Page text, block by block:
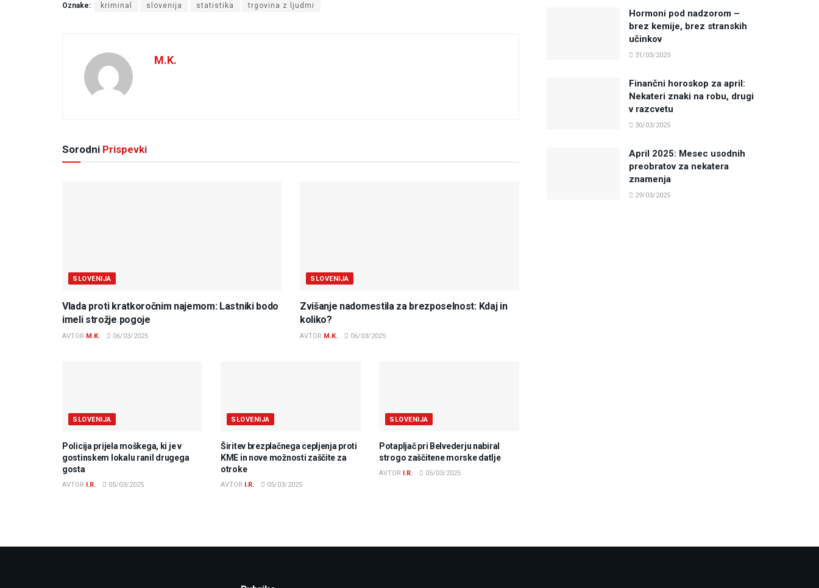
Oznake: kriminal slovenija statistika trgovina z ljudmi
M.K.
Sorodni Prispevki
SLOVENIJA
Vlada proti kratkoročnim najemom: Lastniki bodo
imeli strožje pogoje
AVTOR M.K. 06/03/2025
SLOVENIJA
Zvišanje nadomestila za brezposelnost: Kdaj in
koliko?
AVTOR M.K. 06/03/2025
SLOVENIJA
Policija prijela moškega, ki je v
gostinskem lokalu ranil drugega
gosta
AVTOR I.R. 05/03/2025
SLOVENIJA
Širitev brezplačnega cepljenja proti
KME in nove možnosti zaščite za
otroke
AVTOR I.R. 05/03/2025
SLOVENIJA
Potapljač pri Belvederju nabiral
strogo zaščitene morske datlje
AVTOR I.R. 05/03/2025
Hormoni pod nadzorom –
brez kemije, brez stranskih
učinkov
31/03/2025
Finančni horoskop za april:
Nekateri znaki na robu, drugi
v razcvetu
30/03/2025
April 2025: Mesec usodnih
preobratov za nekatera
znamenja
29/03/2025